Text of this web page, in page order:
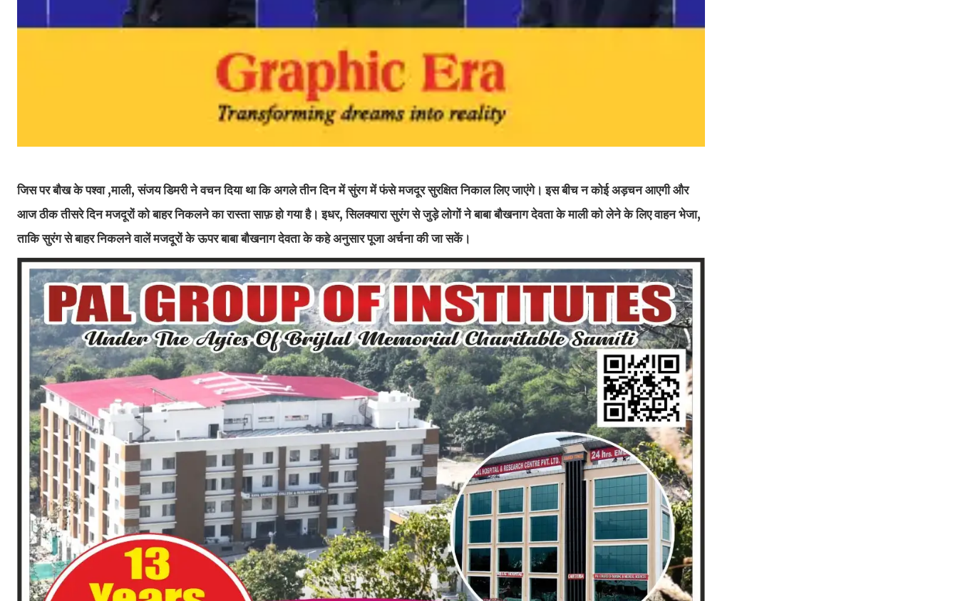
जिस पर बौख के पश्वा ,माली, संजय डिमरी ने वचन दिया था कि अगले तीन दिन में सुंरग में फंसे मजदूर सुरक्षित निकाल लिए जाएंगे। इस बीच न कोई अड़चन आएगी और
आज ठीक तीसरे दिन मजदूरों को बाहर निकलने का रास्ता साफ़ हो गया है। इधर, सिलक्यारा सुरंग से जुड़े लोगों ने बाबा बौखनाग देवता के माली को लेने के लिए वाहन भेजा,
ताकि सुरंग से बाहर निकलने वालें मजदूरों के ऊपर बाबा बौखनाग देवता के कहे अनुसार पूजा अर्चना की जा सकें।